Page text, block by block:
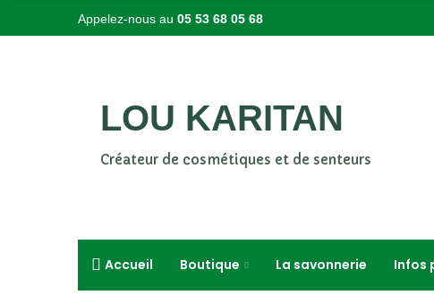
Appelez-nous au 05 53 68 05 68
LOU KARITAN
Créateur de cosmétiques et de senteurs
Accueil Boutique La savonnerie Infos